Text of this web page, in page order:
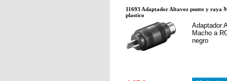
11693 Adaptador Altavoz punto y raya
plastico
Adaptador
Macho a
negro